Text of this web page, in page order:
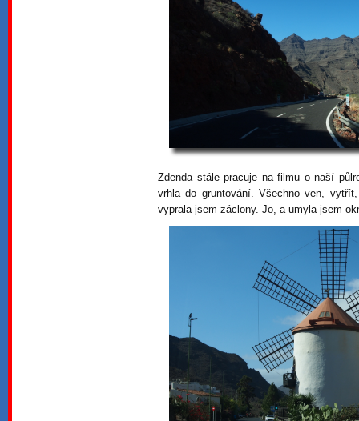
Zdenda stále pracuje na filmu o naší
vrhla do gruntování. Všechno ven,
vyprala jsem záclony. Jo, a umyla jsem